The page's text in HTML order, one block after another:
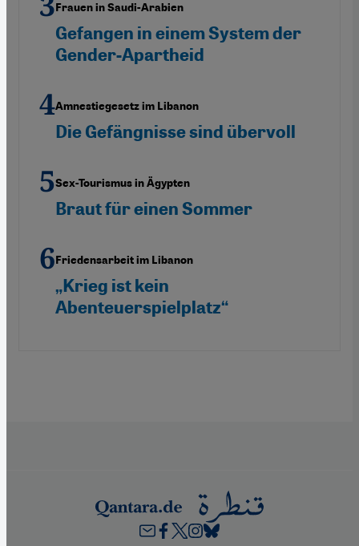
Frauen in Saudi-Arabien
Gefangen in einem System der
Gender-Apartheid
Amnestiegesetz im Libanon
Die Gefängnisse sind übervoll
Sex-Tourismus in Ägypten
Braut für einen Sommer
Friedensarbeit im Libanon
„Krieg ist kein
Abenteuerspielplatz“